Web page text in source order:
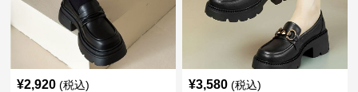
¥2,920 (税込) ¥3,580 (税込)